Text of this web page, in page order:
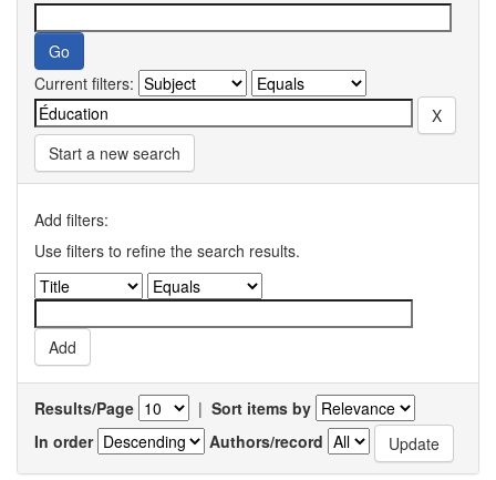
Current filters:
Start a new search
Add filters:
Use filters to refine the search results.
Results/Page | Sort items by
In order
Authors/record